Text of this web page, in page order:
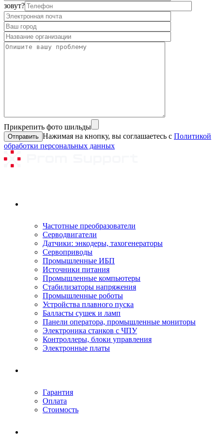
зовут?
Прикрепить фото шильды
Нажимая на кнопку, вы соглашаетесь с Политикой
обработки персональных данных
Частотные преобразователи
Серводвигатели
Датчики: энкодеры, тахогенераторы
Сервоприводы
Промышленные ИБП
Источники питания
Промышленные компьютеры
Стабилизаторы напряжения
Промышленные роботы
Устройства плавного пуска
Балласты сушек и ламп
Панели оператора, промышленные мониторы
Электроника станков с ЧПУ
Контроллеры, блоки управления
Электронные платы
Гарантия
Оплата
Стоимость